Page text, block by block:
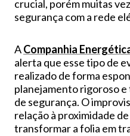
crucial, porém muitas
segurança com a rede
ACompanhia
alerta que esse tipo de
realizado de forma
planejamento rigoroso
de segurança. O
relação à proximidade
transformar a folia em